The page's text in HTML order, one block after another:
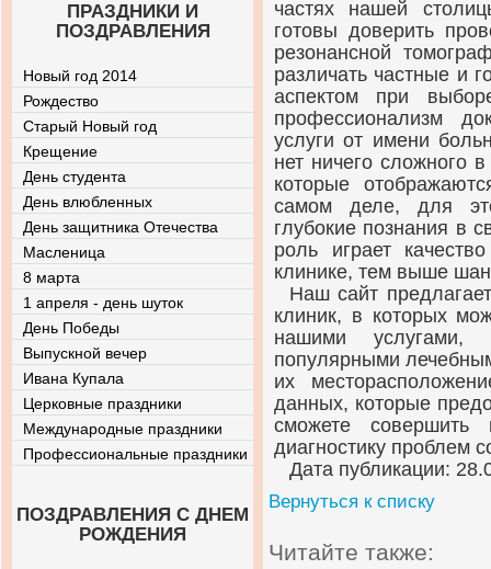
частях нашей
готовы доверить
резонансной
различать частные и
аспектом при
профессионализм
услуги от имени
нет ничего сложного
которые
самом деле, для
глубокие познания в
роль играет
клинике, тем выше
Наш сайт
клиник, в которых
нашими услугами,
популярными
их
данных, которые
сможете совершить
диагностику проблем
Дата публикации:
Вернуться к списку
Читайте также:
ПРАЗДНИКИ И
ПОЗДРАВЛЕНИЯ
Новый год 2014
Рождество
Старый Новый год
Крещение
День студента
День влюбленных
День защитника Отечества
Масленица
8 марта
1 апреля - день шуток
День Победы
Выпускной вечер
Ивана Купала
Церковные праздники
Международные праздники
Профессиональные праздники
ПОЗДРАВЛЕНИЯ С ДНЕМ
РОЖДЕНИЯ